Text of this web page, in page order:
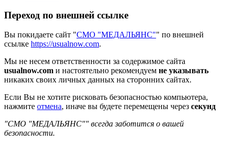
Переход по внешней ссылке
Вы покидаете сайт "СМО "МЕДАЛЬЯНС"" по внешней
ссылке https://usualnow.com.
Мы не несем ответственности за содержимое сайта
usualnow.com и настоятельно рекомендуем не указывать
никаких своих личных данных на сторонних сайтах.
Если Вы не хотите рисковать безопасностью компьютера,
нажмите отмена, иначе вы будете перемещены через секунд
"СМО "МЕДАЛЬЯНС"" всегда заботится о вашей
безопасности.